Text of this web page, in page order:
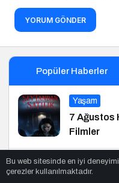
YORUM GÖNDER
Popüler Haberler
Yaşam
7 Ağustos
Filmler
Siyaset
Bu web sitesinde en iyi
çerezler kullanılmaktadır.